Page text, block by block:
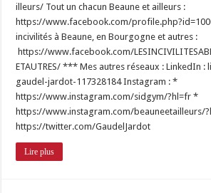
illeurs/ Tout un chacun Beaune et ailleurs :
https://www.facebook.com/
incivilités à Beaune, en Bourgogne et autres :
https://www.facebook.com/
ETAUTRES/ *** Mes autres réseaux : LinkedIn
gaudel-jardot-117328184 Instagram : *
https://www.instagram.com/sidgym/?hl=fr *
https://www.instagram.com/beauneetailleurs/
https://twitter.com/GaudelJardot
Lire plus